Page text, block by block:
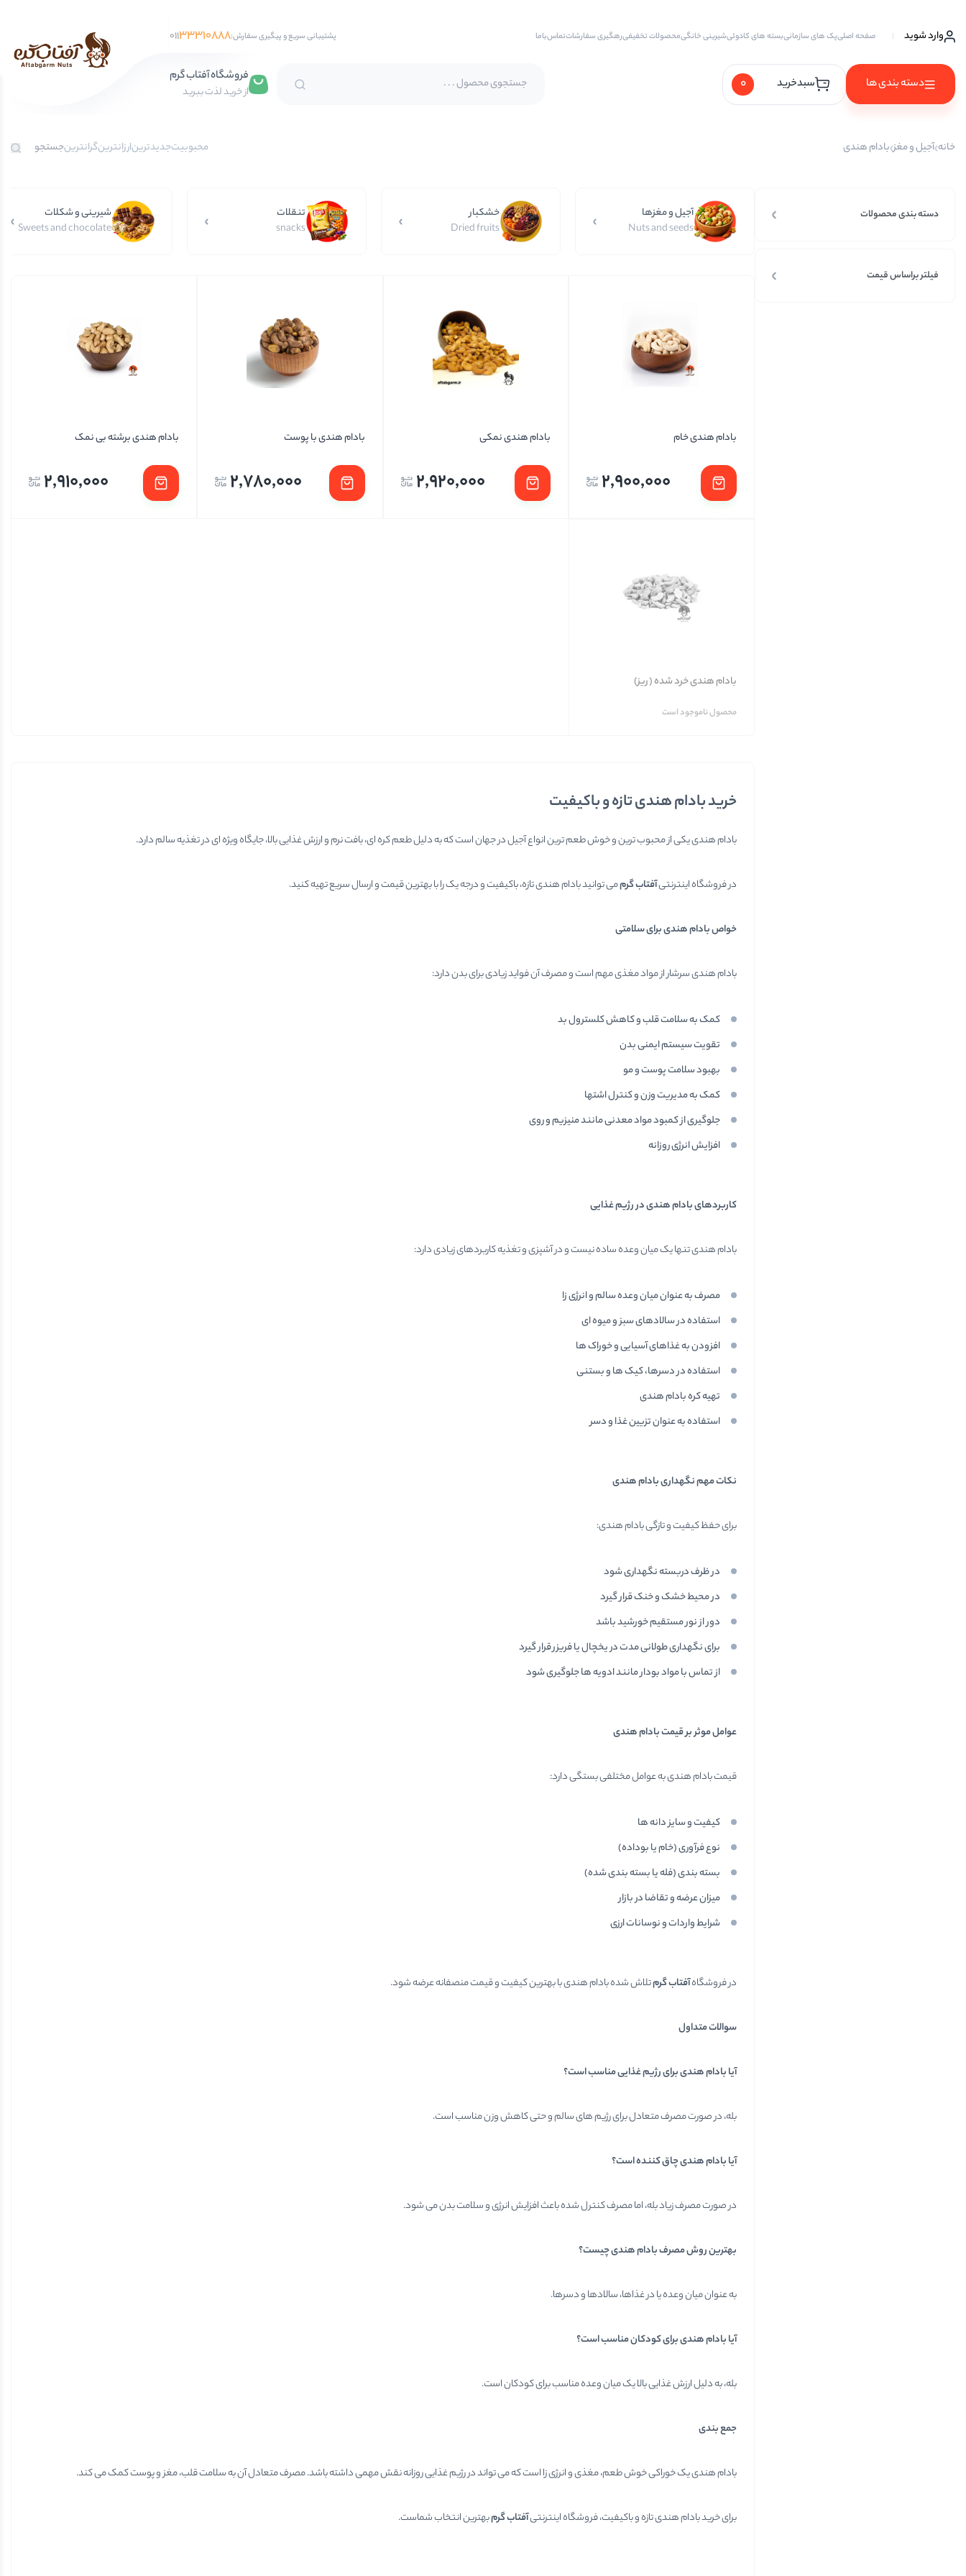
وارد شوید صفحه اصلیپک های سازمانیبسته های کادوئیشیرینی خانگیمحصولات تخفیفیرهگیری سفارشاتتماس‌با‌ما پشتیبانی سریع و پیگیری سفارش: 01133310888
دسته بندی ها
آجیل سه مغز
بادام هندی
بادام درختی
تخمه هندوانه
سبدخرید 0 فروشگاه آفتاب گرم
از خرید لذت ببرید
خانه آجیل و مغز بادام هندی محبوبیتجدیدترینارزانترینگرانترین
دسته بندی محصولات
فیلتر براساس قیمت
آجیل و مغزها
Nuts and seeds
خشکبار
Dried fruits
تنقلات
snacks
شیرینی و شکلات
Sweets and chocolate
بادام هندی خام
2,900,000
بادام هندی نمکی
2,920,000
بادام هندی با پوست
2,780,000
بادام هندی برشته بی نمک
2,910,000
بادام هندی خرد شده ( ریز)
محصول ناموجود است
خرید بادام هندی تازه و باکیفیت
بادام هندی یکی از محبوب ترین و خوش طعم ترین انواع آجیل در جهان است که به دلیل طعم کره ای، بافت نرم و ارزش غذایی بالا، جایگاه ویژه ای در تغذیه سالم دارد.
در فروشگاه اینترنتیآفتاب گرممی توانید بادام هندی تازه، باکیفیت و درجه یک را با بهترین قیمت و ارسال سریع تهیه کنید.
خواص بادام هندی برای سلامتی
بادام هندی سرشار از مواد مغذی مهم است و مصرف آن فواید زیادی برای بدن دارد:
کمک به سلامت قلب و کاهش کلسترول بد
تقویت سیستم ایمنی بدن
بهبود سلامت پوست و مو
کمک به مدیریت وزن و کنترل اشتها
جلوگیری از کمبود مواد معدنی مانند منیزیم و روی
افزایش انرژی روزانه
کاربردهای بادام هندی در رژیم غذایی
بادام هندی تنها یک میان وعده ساده نیست و در آشپزی و تغذیه کاربردهای زیادی دارد:
مصرف به عنوان میان وعده سالم و انرژی زا
استفاده در سالادهای سبز و میوه ای
افزودن به غذاهای آسیایی و خوراک ها
استفاده در دسرها، کیک ها و بستنی
تهیه کره بادام هندی
استفاده به عنوان تزیین غذا و دسر
نکات مهم نگهداری بادام هندی
برای حفظ کیفیت و تازگی بادام هندی:
در ظرف دربسته نگهداری شود
در محیط خشک و خنک قرار گیرد
دور از نور مستقیم خورشید باشد
برای نگهداری طولانی مدت در یخچال یا فریزر قرار گیرد
از تماس با مواد بودار مانند ادویه ها جلوگیری شود
عوامل موثر بر قیمت بادام هندی
قیمت بادام هندی به عوامل مختلفی بستگی دارد:
کیفیت و سایز دانه ها
نوع فرآوری (خام یا بوداده)
بسته بندی (فله یا بسته بندی شده)
میزان عرضه و تقاضا در بازار
شرایط واردات و نوسانات ارزی
در فروشگاهآفتاب گرمتلاش شده بادام هندی با بهترین کیفیت و قیمت منصفانه عرضه شود.
سوالات متداول
آیا بادام هندی برای رژیم غذایی مناسب است؟
بله، در صورت مصرف متعادل برای رژیم های سالم و حتی کاهش وزن مناسب است.
آیا بادام هندی چاق کننده است؟
در صورت مصرف زیاد بله، اما مصرف کنترل شده باعث افزایش انرژی و سلامت بدن می شود.
بهترین روش مصرف بادام هندی چیست؟
به عنوان میان وعده یا در غذاها، سالادها و دسرها.
آیا بادام هندی برای کودکان مناسب است؟
بله، به دلیل ارزش غذایی بالا یک میان وعده مناسب برای کودکان است.
جمع بندی
بادام هندی یک خوراکی خوش طعم، مغذی و انرژی زا است که می تواند در رژیم غذایی روزانه نقش مهمی داشته باشد. مصرف متعادل آن به سلامت قلب، مغز و پوست کمک می کند.
برای خرید بادام هندی تازه و باکیفیت، فروشگاه اینترنتیآفتاب گرمبهترین انتخاب شماست.